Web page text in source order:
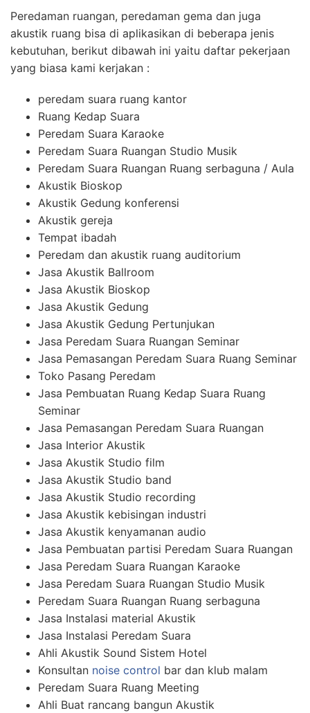
Peredaman ruangan, peredaman gema dan juga
akustik ruang bisa di aplikasikan di beberapa jenis
kebutuhan, berikut dibawah ini yaitu daftar pekerjaan
yang biasa kami kerjakan :
peredam suara ruang kantor
Ruang Kedap Suara
Peredam Suara Karaoke
Peredam Suara Ruangan Studio Musik
Peredam Suara Ruangan Ruang serbaguna / Aula
Akustik Bioskop
Akustik Gedung konferensi
Akustik gereja
Tempat ibadah
Peredam dan akustik ruang auditorium
Jasa Akustik Ballroom
Jasa Akustik Bioskop
Jasa Akustik Gedung
Jasa Akustik Gedung Pertunjukan
Jasa Peredam Suara Ruangan Seminar
Jasa Pemasangan Peredam Suara Ruang Seminar
Toko Pasang Peredam
Jasa Pembuatan Ruang Kedap Suara Ruang
Seminar
Jasa Pemasangan Peredam Suara Ruangan
Jasa Interior Akustik
Jasa Akustik Studio film
Jasa Akustik Studio band
Jasa Akustik Studio recording
Jasa Akustik kebisingan industri
Jasa Akustik kenyamanan audio
Jasa Pembuatan partisi Peredam Suara Ruangan
Jasa Peredam Suara Ruangan Karaoke
Jasa Peredam Suara Ruangan Studio Musik
Peredam Suara Ruangan Ruang serbaguna
Jasa Instalasi material Akustik
Jasa Instalasi Peredam Suara
Ahli Akustik Sound Sistem Hotel
Konsultan noise control bar dan klub malam
Peredam Suara Ruang Meeting
Ahli Buat rancang bangun Akustik